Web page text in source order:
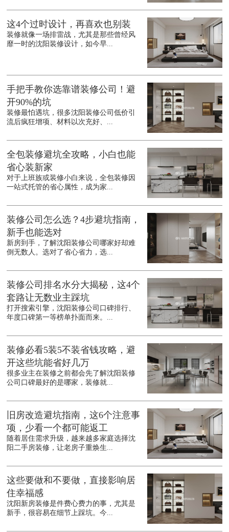
这4个过时设计，再喜欢也别装
装修就像一场排雷战，尤其是那些曾经风
靡一时的沈阳装修设计，如今早...
手把手教你选靠谱装修公司！避
开90%的坑
装修最怕遇坑，很多沈阳装修公司低价引
流后疯狂增项、材料以次充好、...
全包装修避坑全攻略，小白也能
省心装新家
对于上班族或装修小白来说，全包装修因
一站式托管的省心属性，成为家...
装修公司怎么选？4步避坑指南，
新手也能选对
新房到手，了解沈阳装修公司哪家好却难
倒无数人。选对了省心省力，选...
装修公司排名水分大揭秘，这4个
套路让无数业主踩坑
打开搜索引擎，沈阳装修公司口碑排行、
年度口碑第一等榜单扑面而来。...
装修必看5装5不装省钱攻略，避
开这些坑能省好几万
很多业主在装修之前都会先了解沈阳装修
公司口碑最好的是哪家，装修就...
旧房改造避坑指南，这6个注意事
项，少看一个都可能返工
随着居住需求升级，越来越多家庭选择沈
阳二手房装修，让老房子重焕生...
这些要做和不要做，直接影响居
住幸福感
沈阳新房装修是件费心费力的事，尤其是
新手，很容易在细节上踩坑。今...